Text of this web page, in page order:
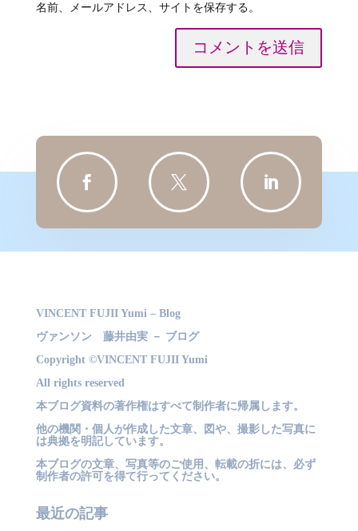
名前、メールアドレス、サイトを保存する。
コメントを送信
  
VINCENT FUJII Yumi – Blog
ヴァンソン 藤井由実 － ブログ
Copyright ©VINCENT FUJII Yumi
All rights reserved
本ブログ資料の著作権はすべて制作者に帰属します。
他の機関・個人が作成した文章、図や、撮影した写真に
は典拠を明記しています。
本ブログの文章、写真等のご使用、転載の折には、必ず
制作者の許可を得て行ってください。
最近の記事